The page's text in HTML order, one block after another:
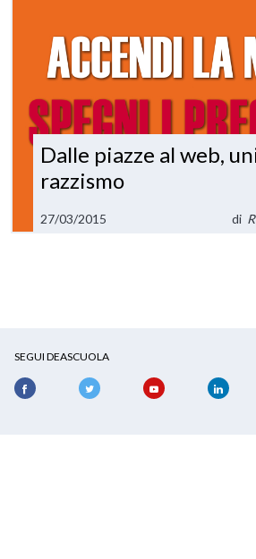
Dalle piazze al web,
razzismo
27/03/2015 di
SEGUI DEASCUOLA